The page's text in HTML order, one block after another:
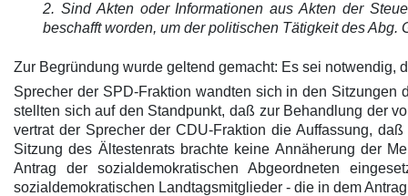
2. Sind Akten oder Informationen aus Akten der
beschafft worden, um der politischen Tätigkeit des
Zur Begründung wurde geltend gemacht: Es sei notwendig,
Sprecher der SPD-Fraktion wandten sich in den
stellten sich auf den Standpunkt, daß zur Behandlung der
vertrat der Sprecher der CDU-Fraktion die Auffassung,
Sitzung des Ältestenrats brachte keine Annäherung der
Antrag der sozialdemokratischen Abgeordneten
sozialdemokratischen Landtagsmitglieder - die in dem